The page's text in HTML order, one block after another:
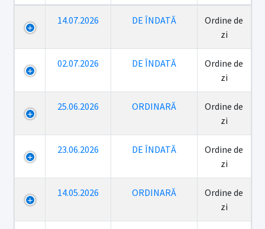
14.07.2026 DE ÎNDATĂ
Ordine de
zi
02.07.2026 DE ÎNDATĂ
Ordine de
zi
25.06.2026 ORDINARĂ
Ordine de
zi
23.06.2026 DE ÎNDATĂ
Ordine de
zi
14.05.2026 ORDINARĂ
Ordine de
zi